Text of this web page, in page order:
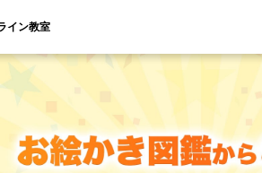
イン教室